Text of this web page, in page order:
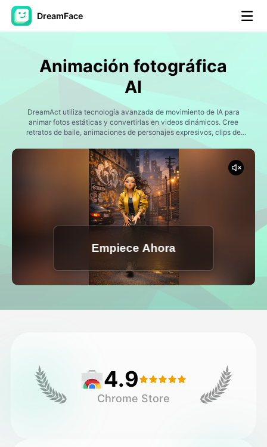
DreamFace
Avatar Video
Video de IA
Foto AI ▼
Otras herramientas
Ver todas las herramientas
Avatar Video
▼
Otras herramientas
Animación fotográfica
AI
DreamAct utiliza tecnología avanzada de movimiento de IA para
animar fotos estáticas y convertirlas en videos dinámicos. Cree
retratos de baile, animaciones de personajes expresivos, clips de
partir de una sola imagen. Genere animaciones llamativas para
TikTok, Reels, Shorts y narración digital sin experiencia en edición.
Empiece Ahora
4.9
Chrome Store